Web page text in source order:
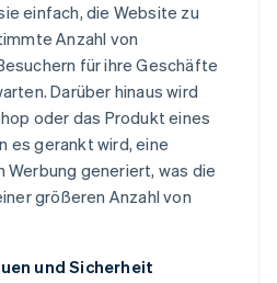
einfach, die Website zu
Anzahl von
für ihre Geschäfte
Darüber hinaus wird
oder das Produkt eines
es gerankt wird, eine
Werbung generiert, was die
größeren Anzahl von
und Sicherheit